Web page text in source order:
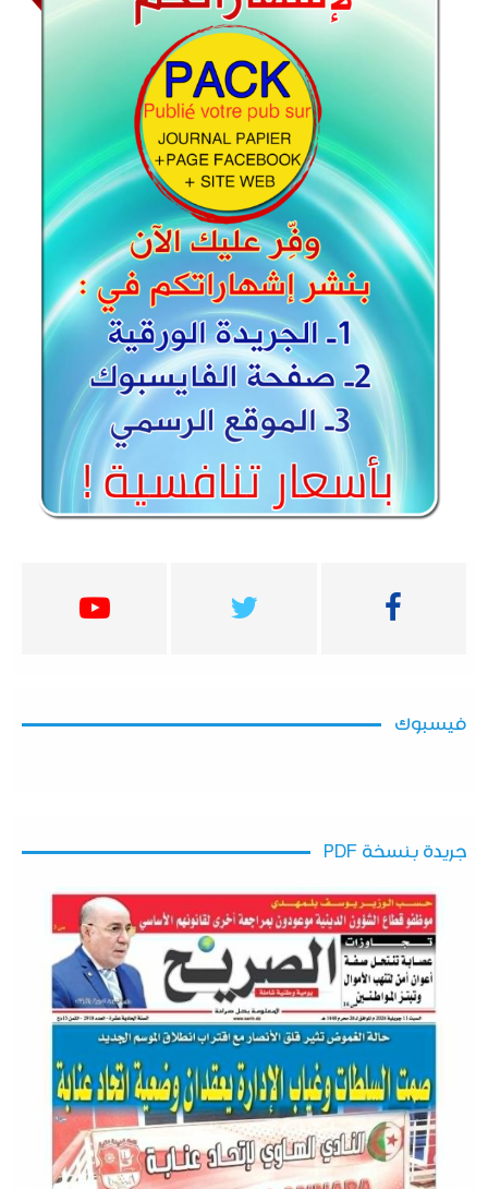
فيسبوك
جريدة بنسخة PDF